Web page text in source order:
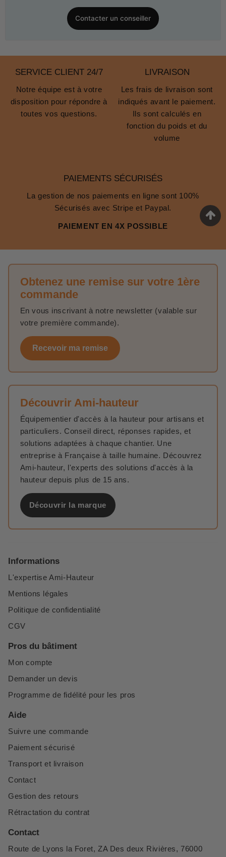
Contacter un conseiller
SERVICE CLIENT 24/7
Notre équipe est à votre
disposition pour répondre à
toutes vos questions.
LIVRAISON
Les frais de livraison sont
indiqués avant le paiement.
Ils sont calculés en
fonction du poids et du
volume
PAIEMENTS SÉCURISÉS
La gestion de nos paiements en ligne sont 100%
Sécurisés avec Stripe et Paypal.
PAIEMENT EN 4X POSSIBLE
Obtenez une remise sur votre 1ère
commande
En vous inscrivant à notre newsletter (valable sur
votre première commande).
Recevoir ma remise
Découvrir Ami-hauteur
Équipementier d'accès à la hauteur pour artisans et
particuliers. Conseil direct, réponses rapides, et
solutions adaptées à chaque chantier. Une
entreprise à Française à taille humaine. Découvrez
Ami-hauteur, l'experts des solutions d'accès à la
hauteur depuis plus de 15 ans.
Découvrir la marque
Informations
L'expertise Ami-Hauteur
Mentions légales
Politique de confidentialité
CGV
Pros du bâtiment
Mon compte
Demander un devis
Programme de fidélité pour les pros
Aide
Suivre une commande
Paiement sécurisé
Transport et livraison
Contact
Gestion des retours
Rétractation du contrat
Contact
Route de Lyons la Foret, ZA Des deux Rivières, 76000